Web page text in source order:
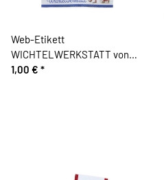
Web-Etikett
WICHTELWERKSTATT von
Acufactum, blau
1,00 € *